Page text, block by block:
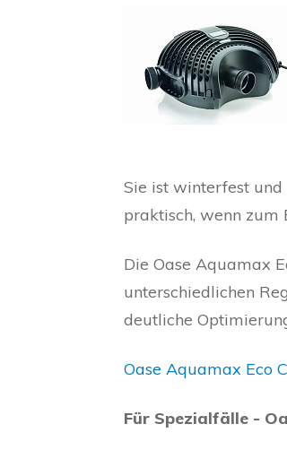
Sie ist winterfest und
praktisch, wenn zum
Die Oase Aquamax
unterschiedlichen
deutliche
Oase Aquamax Eco
Für Spezialfälle -